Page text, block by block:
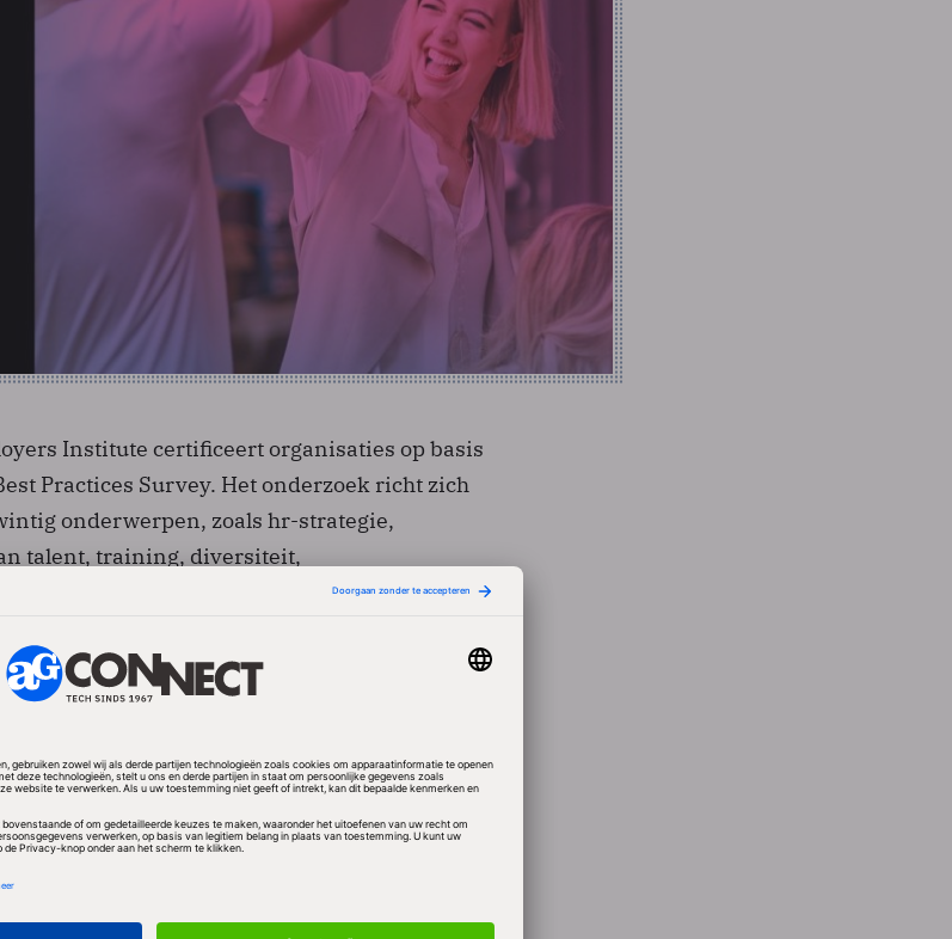
Institute certificeert organisaties op basis
Practices Survey. Het onderzoek richt zich
onderwerpen, zoals hr-strategie,
talent, training, diversiteit,
welbevinden.
Institute organisaties die hun
zetten met een uitzonderlijk hr-beleid. Dit
vijftien internationale Top Employers die
werden voor hun uitmuntende
tot de top 3 van beste werkgevers in
1 in verschillende andere Europese